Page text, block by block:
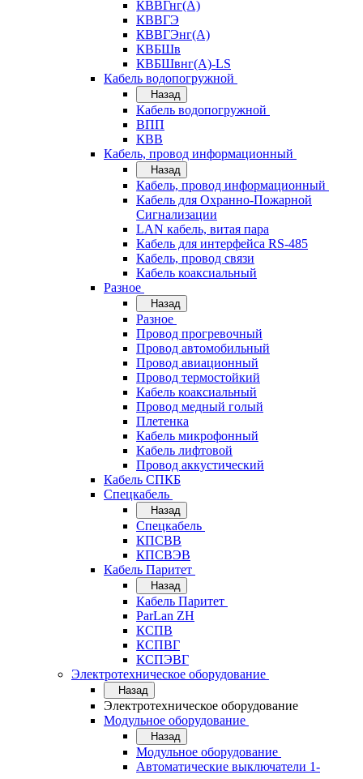
КВВГнг(А)
КВВГЭ
КВВГЭнг(А)
КВБШв
КВБШвнг(А)-LS
Кабель водопогружной
Назад
Кабель водопогружной
ВПП
КВВ
Кабель, провод информационный
Назад
Кабель, провод информационный
Кабель для Охранно-Пожарной
Сигнализации
LAN кабель, витая пара
Кабель для интерфейса RS-485
Кабель, провод связи
Кабель коаксиальный
Разное
Назад
Разное
Провод прогревочный
Провод автомобильный
Провод авиационный
Провод термостойкий
Кабель коаксиальный
Провод медный голый
Плетенка
Кабель микрофонный
Кабель лифтовой
Провод аккустический
Кабель СПКБ
Спецкабель
Назад
Спецкабель
КПСВВ
КПСВЭВ
Кабель Паритет
Назад
Кабель Паритет
ParLan ZH
КСПВ
КСПВГ
КСПЭВГ
Электротехническое оборудование
Назад
Электротехническое оборудование
Модульное оборудование
Назад
Модульное оборудование
Автоматические выключатели 1-